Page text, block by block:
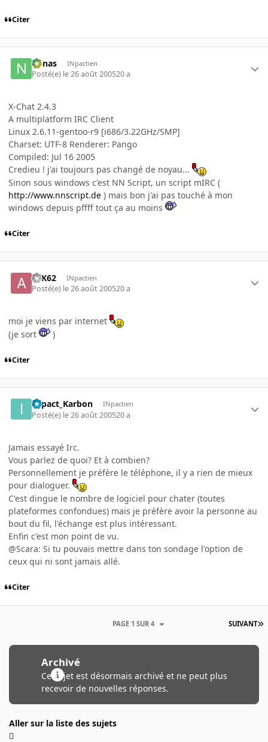
Citer
nonas INpactien
Posté(e) le 26 août 200520 a
X-Chat 2.4.3
A multiplatform IRC Client
Linux 2.6.11-gentoo-r9 [i686/3.22GHz/SMP]
Charset: UTF-8 Renderer: Pango
Compiled: Jul 16 2005
Credieu ! j'ai toujours pas changé de noyau...
Sinon sous windows c'est NN Script, un script mIRC (
http://www.nnscript.de ) mais bon j'ai pas touché à mon
windows depuis pffff tout ça au moins
Citer
ArK62 INpactien
Posté(e) le 26 août 200520 a
moi je viens par internet
(je sort
)
Citer
INpact_Karbon INpactien
Posté(e) le 26 août 200520 a
Jamais essayé Irc.
Vous parlez de quoi? Et à combien?
Personnellement je préfère le téléphone, il y a rien de mieux
pour dialoguer.
C'est dingue le nombre de logiciel pour chater (toutes
plateformes confondues) mais je préfère avoir la personne au
bout du fil, l'échange est plus intéressant.
Enfin c'est mon point de vu.
@Scara: Si tu pouvais mettre dans ton sondage l'option de
ceux qui ni sont jamais allé.
Citer
SUIVANT
PAGE 1 SUR 4
Archivé
Ce sujet est désormais archivé et ne peut plus
recevoir de nouvelles réponses.
Aller sur la liste des sujets